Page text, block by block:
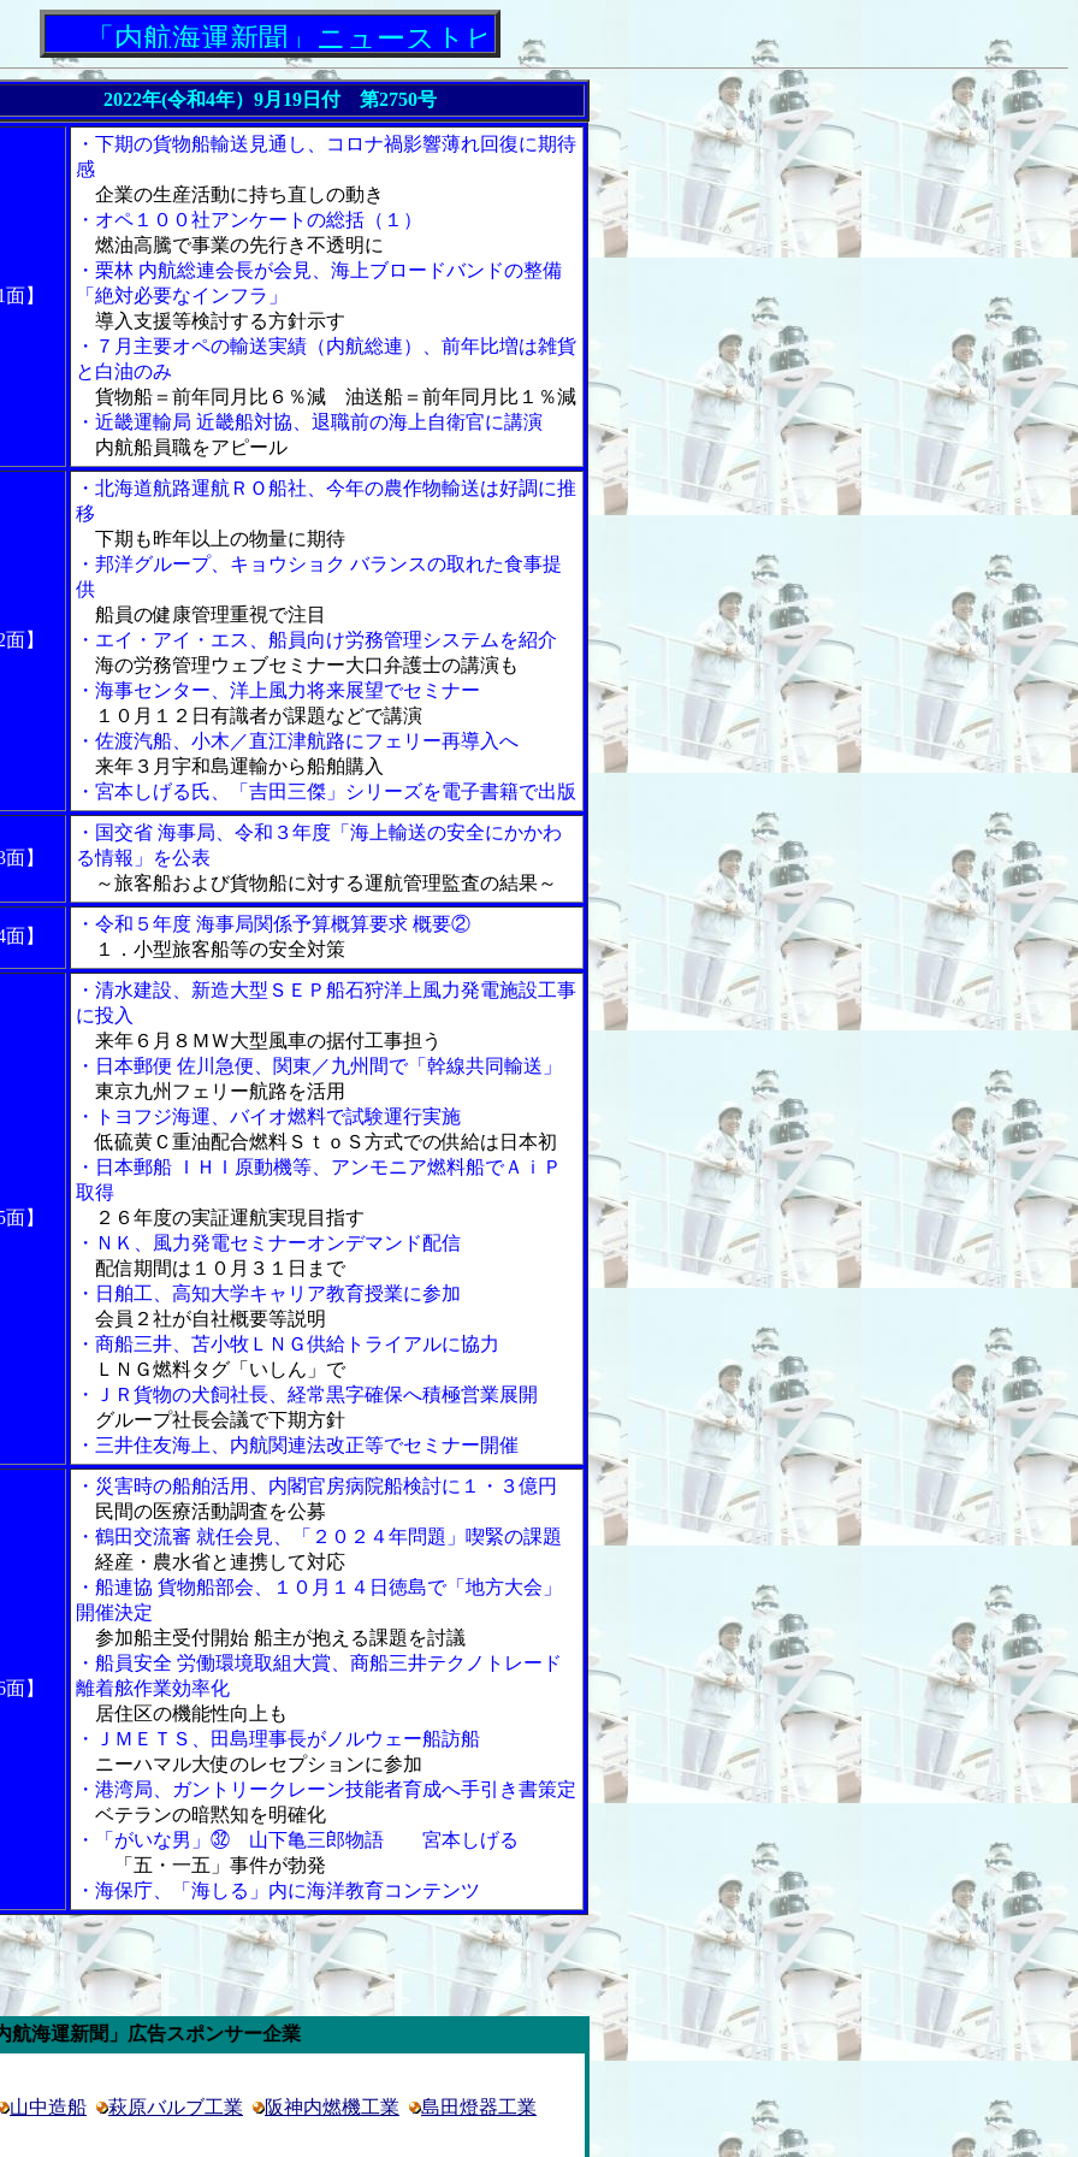
「内航海運新聞」ニューストピックス
2022年(令和4年）9月19日付 第2750号
】
・下期の貨物船輸送見通し、コロナ禍影響薄れ回復に期待
感
企業の生産活動に持ち直しの動き
・オペ１００社アンケートの総括（１）
燃油高騰で事業の先行き不透明に
・栗林 内航総連会長が会見、海上ブロードバンドの整備
「絶対必要なインフラ」
導入支援等検討する方針示す
・７月主要オペの輸送実績（内航総連）、前年比増は雑貨
と白油のみ
貨物船＝前年同月比６％減 油送船＝前年同月比１％減
・近畿運輸局 近畿船対協、退職前の海上自衛官に講演
内航船員職をアピール
】
・北海道航路運航ＲＯ船社、今年の農作物輸送は好調に推
移
下期も昨年以上の物量に期待
・邦洋グループ、キョウショク バランスの取れた食事提
供
船員の健康管理重視で注目
・エイ・アイ・エス、船員向け労務管理システムを紹介
海の労務管理ウェブセミナー大口弁護士の講演も
・海事センター、洋上風力将来展望でセミナー
１０月１２日有識者が課題などで講演
・佐渡汽船、小木／直江津航路にフェリー再導入へ
来年３月宇和島運輸から船舶購入
・宮本しげる氏、「吉田三傑」シリーズを電子書籍で出版
】
・国交省 海事局、令和３年度「海上輸送の安全にかかわ
る情報」を公表
～旅客船および貨物船に対する運航管理監査の結果～
】
・令和５年度 海事局関係予算概算要求 概要②
１．小型旅客船等の安全対策
】
・清水建設、新造大型ＳＥＰ船石狩洋上風力発電施設工事
に投入
来年６月８ＭＷ大型風車の据付工事担う
・日本郵便 佐川急便、関東／九州間で「幹線共同輸送」
東京九州フェリー航路を活用
・トヨフジ海運、バイオ燃料で試験運行実施
低硫黄Ｃ重油配合燃料ＳｔｏＳ方式での供給は日本初
・日本郵船 ＩＨＩ原動機等、アンモニア燃料船でＡｉＰ
取得
２６年度の実証運航実現目指す
・ＮＫ、風力発電セミナーオンデマンド配信
配信期間は１０月３１日まで
・日舶工、高知大学キャリア教育授業に参加
会員２社が自社概要等説明
・商船三井、苫小牧ＬＮＧ供給トライアルに協力
ＬＮＧ燃料タグ「いしん」で
・ＪＲ貨物の犬飼社長、経常黒字確保へ積極営業展開
グループ社長会議で下期方針
・三井住友海上、内航関連法改正等でセミナー開催
】
・災害時の船舶活用、内閣官房病院船検討に１・３億円
民間の医療活動調査を公募
・鶴田交流審 就任会見、「２０２４年問題」喫緊の課題
経産・農水省と連携して対応
・船連協 貨物船部会、１０月１４日徳島で「地方大会」
開催決定
参加船主受付開始 船主が抱える課題を討議
・船員安全 労働環境取組大賞、商船三井テクノトレード
離着舷作業効率化
居住区の機能性向上も
・ＪＭＥＴＳ、田島理事長がノルウェー船訪船
ニーハマル大使のレセプションに参加
・港湾局、ガントリークレーン技能者育成へ手引き書策定
ベテランの暗黙知を明確化
・「がいな男」㉜ 山下亀三郎物語 宮本しげる
「五・一五」事件が勃発
・海保庁、「海しる」内に海洋教育コンテンツ
聞」広告スポンサー企業
山中造船 萩原バルブ工業 阪神内燃機工業 島田燈器工業